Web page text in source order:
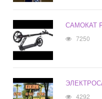
САМОКАТ
7250
4292